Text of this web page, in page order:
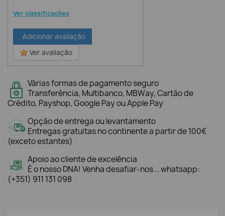
Ver classificações
Adicionar avaliação
Ver avaliação
Várias formas de pagamento seguro
Transferência, Multibanco, MBWay, Cartão de
Crédito, Payshop, Google Pay ou Apple Pay
Opção de entrega ou levantamento
Entregas gratuitas no continente a partir de 100€
(exceto estantes)
Apoio ao cliente de excelência
É o nosso DNA! Venha desafiar-nos... whatsapp:
(+351) 911 131 098